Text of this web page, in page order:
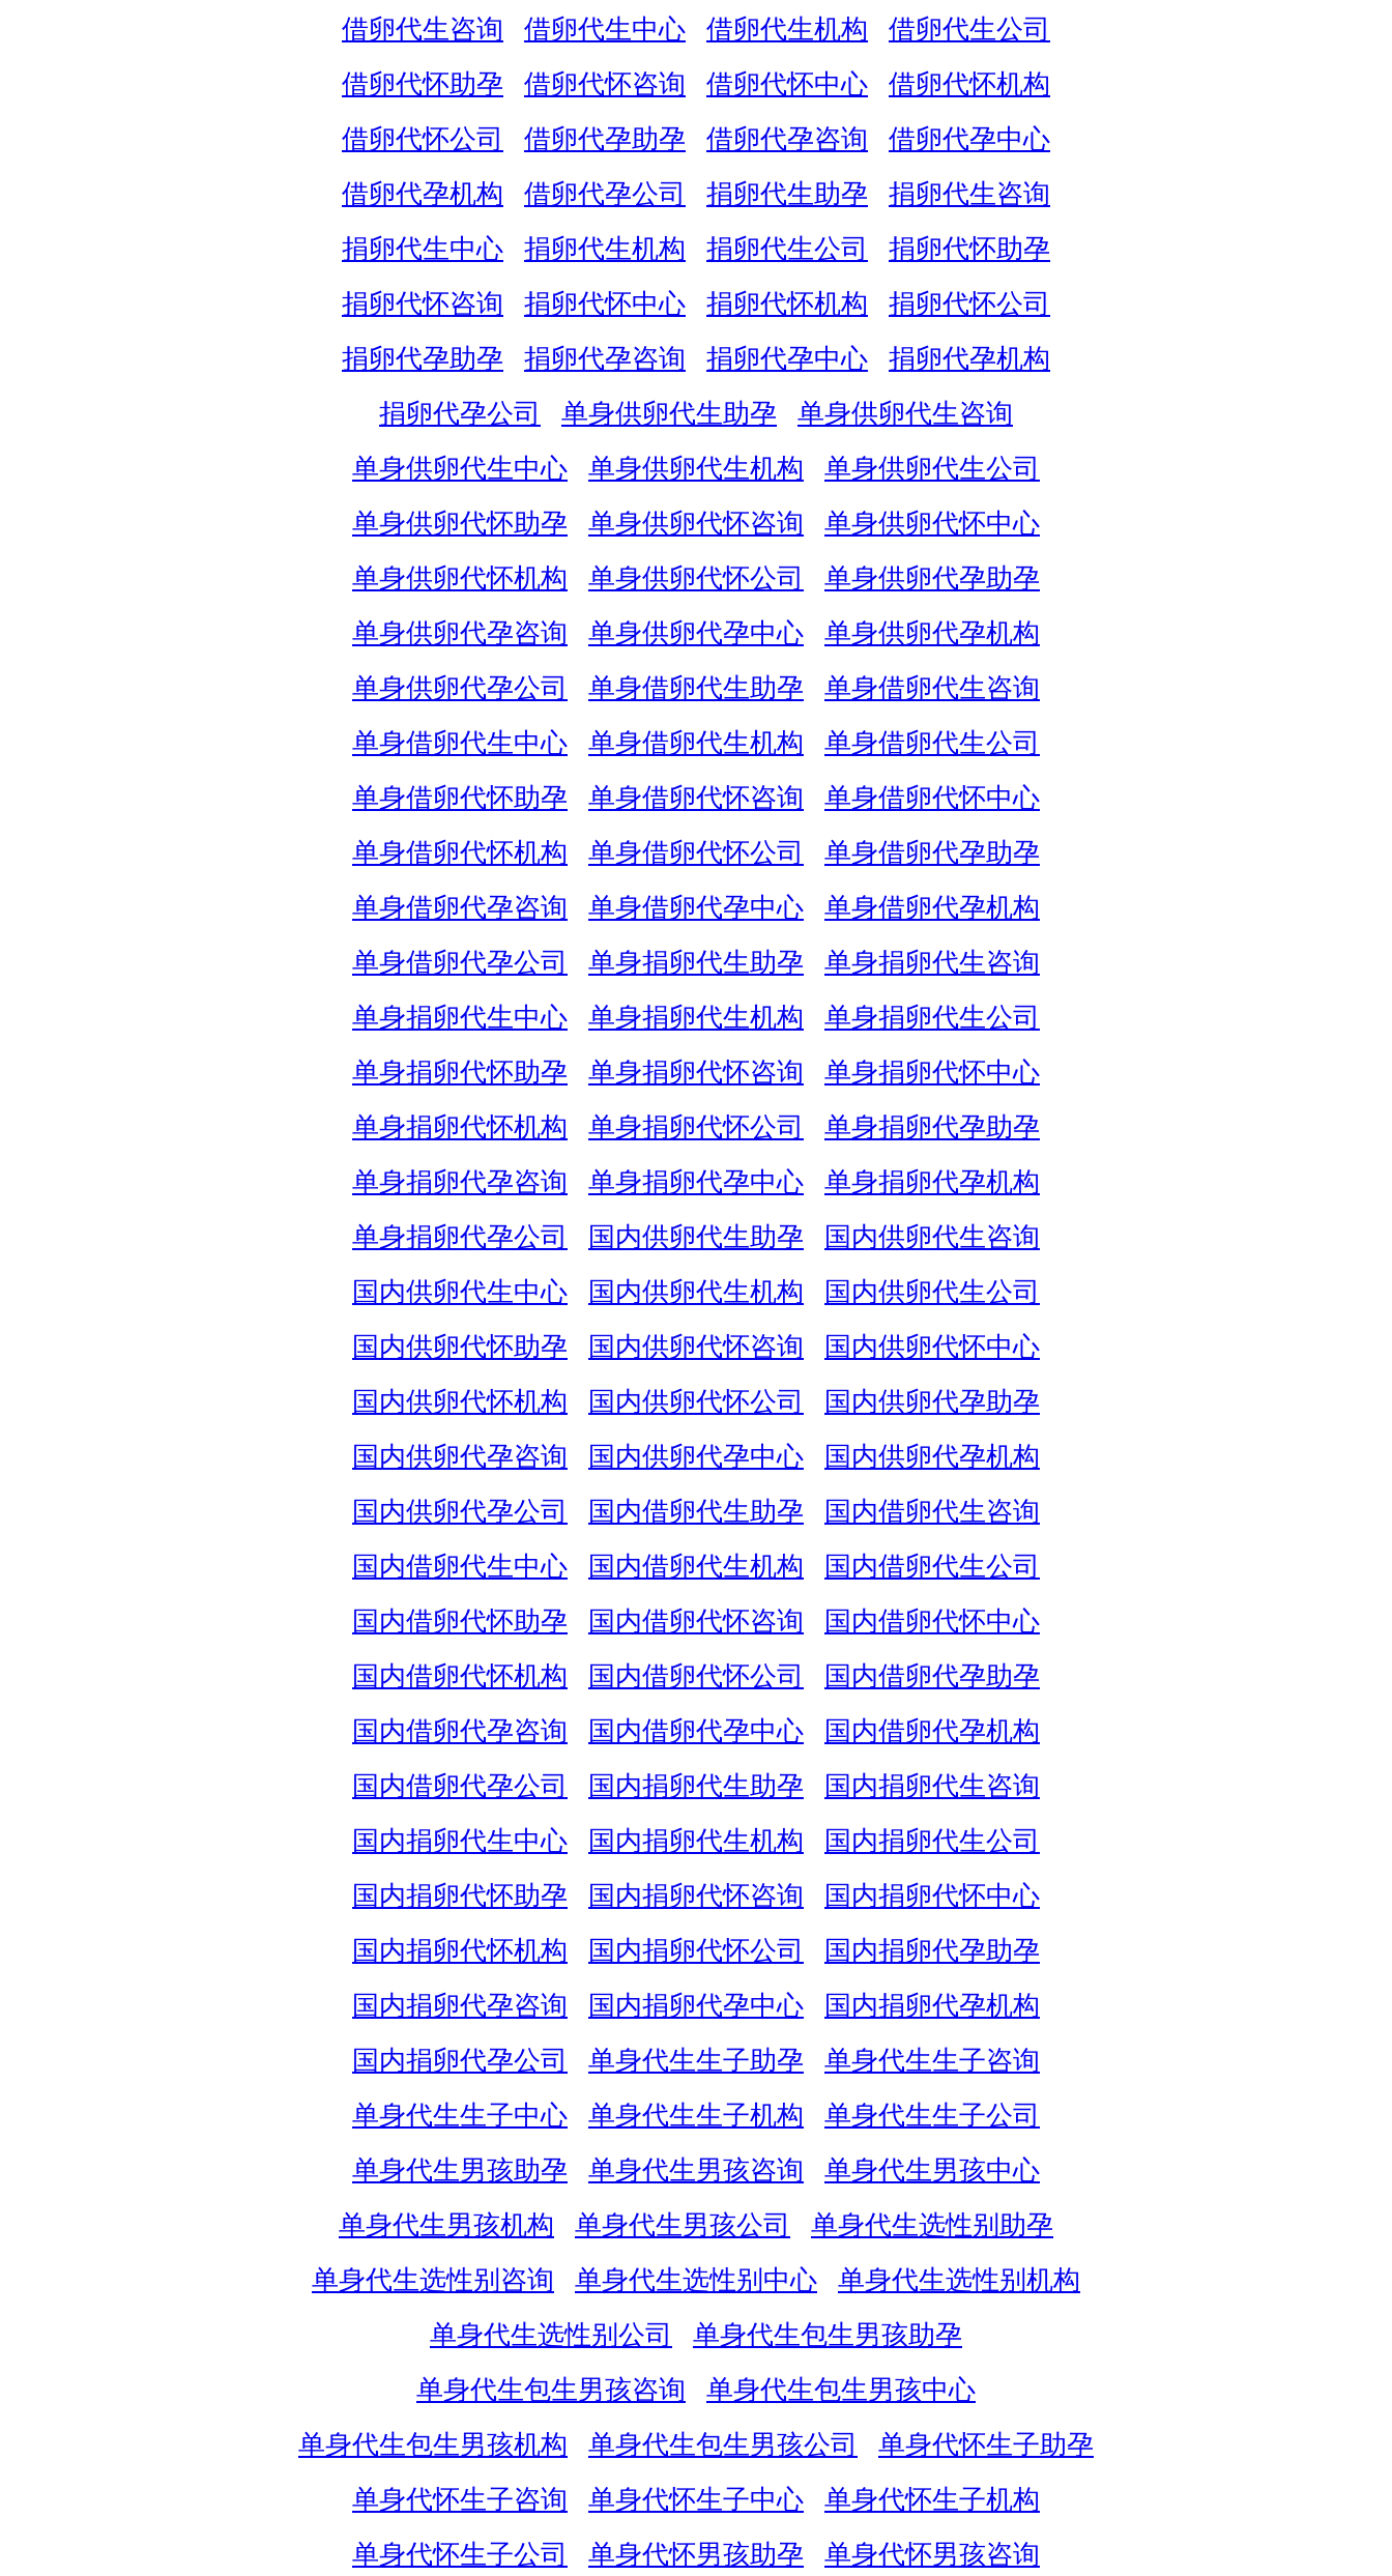
借卵代生咨询
借卵代生中心 借卵代生机构
借卵代生公司
借卵代怀助孕
借卵代怀咨询 借卵代怀中心
借卵代怀机构
借卵代怀公司
借卵代孕助孕 借卵代孕咨询
借卵代孕中心
借卵代孕机构
借卵代孕公司 捐卵代生助孕
捐卵代生咨询
捐卵代生中心
捐卵代生机构 捐卵代生公司
捐卵代怀助孕
捐卵代怀咨询
捐卵代怀中心 捐卵代怀机构
捐卵代怀公司
捐卵代孕助孕
捐卵代孕咨询 捐卵代孕中心
捐卵代孕机构
捐卵代孕公司
单身供卵代生助孕
单身供卵代生咨询
单身供卵代生中心
单身供卵代生机构
单身供卵代生公司
单身供卵代怀助孕
单身供卵代怀咨询
单身供卵代怀中心
单身供卵代怀机构
单身供卵代怀公司
单身供卵代孕助孕
单身供卵代孕咨询
单身供卵代孕中心
单身供卵代孕机构
单身供卵代孕公司
单身借卵代生助孕
单身借卵代生咨询
单身借卵代生中心
单身借卵代生机构
单身借卵代生公司
单身借卵代怀助孕
单身借卵代怀咨询
单身借卵代怀中心
单身借卵代怀机构
单身借卵代怀公司
单身借卵代孕助孕
单身借卵代孕咨询
单身借卵代孕中心
单身借卵代孕机构
单身借卵代孕公司
单身捐卵代生助孕
单身捐卵代生咨询
单身捐卵代生中心
单身捐卵代生机构
单身捐卵代生公司
单身捐卵代怀助孕
单身捐卵代怀咨询
单身捐卵代怀中心
单身捐卵代怀机构
单身捐卵代怀公司
单身捐卵代孕助孕
单身捐卵代孕咨询
单身捐卵代孕中心
单身捐卵代孕机构
单身捐卵代孕公司
国内供卵代生助孕
国内供卵代生咨询
国内供卵代生中心
国内供卵代生机构
国内供卵代生公司
国内供卵代怀助孕
国内供卵代怀咨询
国内供卵代怀中心
国内供卵代怀机构
国内供卵代怀公司
国内供卵代孕助孕
国内供卵代孕咨询
国内供卵代孕中心
国内供卵代孕机构
国内供卵代孕公司
国内借卵代生助孕
国内借卵代生咨询
国内借卵代生中心
国内借卵代生机构
国内借卵代生公司
国内借卵代怀助孕
国内借卵代怀咨询
国内借卵代怀中心
国内借卵代怀机构
国内借卵代怀公司
国内借卵代孕助孕
国内借卵代孕咨询
国内借卵代孕中心
国内借卵代孕机构
国内借卵代孕公司
国内捐卵代生助孕
国内捐卵代生咨询
国内捐卵代生中心
国内捐卵代生机构
国内捐卵代生公司
国内捐卵代怀助孕
国内捐卵代怀咨询
国内捐卵代怀中心
国内捐卵代怀机构
国内捐卵代怀公司
国内捐卵代孕助孕
国内捐卵代孕咨询
国内捐卵代孕中心
国内捐卵代孕机构
国内捐卵代孕公司
单身代生生子助孕
单身代生生子咨询
单身代生生子中心
单身代生生子机构
单身代生生子公司
单身代生男孩助孕
单身代生男孩咨询
单身代生男孩中心
单身代生男孩机构
单身代生男孩公司
单身代生选性别助孕
单身代生选性别咨询
单身代生选性别中心
单身代生选性别机构
单身代生选性别公司
单身代生包生男孩助孕
单身代生包生男孩咨询
单身代生包生男孩中心
单身代生包生男孩机构
单身代生包生男孩公司
单身代怀生子助孕
单身代怀生子咨询
单身代怀生子中心
单身代怀生子机构
单身代怀生子公司
单身代怀男孩助孕 单身代怀男孩咨询